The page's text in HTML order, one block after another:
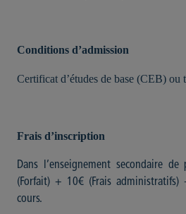
Conditions d’admission
Certificat d’études de base (CEB) ou
Frais d’inscription
Dans l’enseignement secondaire
(Forfait) + 10€ (Frais
cours.